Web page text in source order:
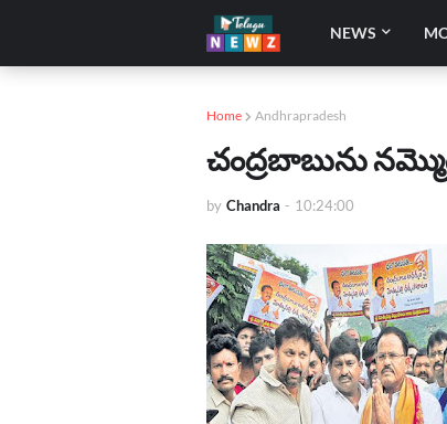
NEWS
Home Andhrapradesh
చంద్రబాబును
by Chandra - 10:24:00